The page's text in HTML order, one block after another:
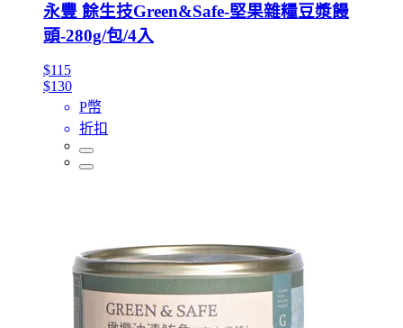
永豐 餘生技Green&Safe-堅果雜糧豆漿饅
頭-280g/包/4入
$115
$130
P幣
折扣